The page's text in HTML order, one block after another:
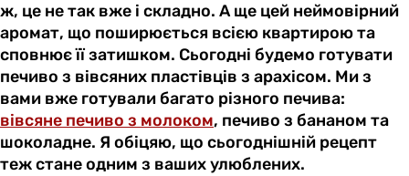
ж, це не так вже і складно. А ще цей неймовірний
аромат, що поширюється всією квартирою та
сповнює її затишком. Сьогодні будемо готувати
печиво з вівсяних пластівців з арахісом. Ми з
вами вже готували багато різного печива:
вівсяне печиво з молоком, печиво з бананом та
шоколадне. Я обіцяю, що сьогоднішній рецепт
теж стане одним з ваших улюблених.